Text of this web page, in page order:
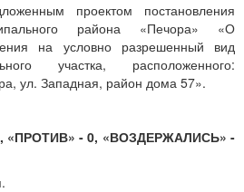
проектом постановления
района «Печора» «О
на условно разрешенный вид
участка, расположенного:
ул. Западная, район дома 57».
«ПРОТИВ» - 0, «ВОЗДЕРЖАЛИСЬ» -